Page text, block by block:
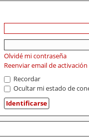
Olvidé mi contraseña
Reenviar email de activación
Recordar
Ocultar mi estado de